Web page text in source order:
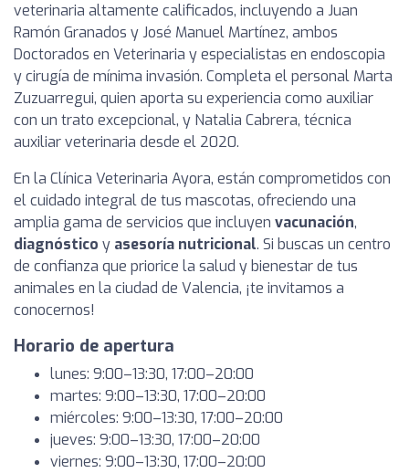
veterinaria altamente calificados, incluyendo a Juan
Ramón Granados y José Manuel Martínez, ambos
Doctorados en Veterinaria y especialistas en endoscopia
y cirugía de mínima invasión. Completa el personal Marta
Zuzuarregui, quien aporta su experiencia como auxiliar
con un trato excepcional, y Natalia Cabrera, técnica
auxiliar veterinaria desde el 2020.
En la Clínica Veterinaria Ayora, están comprometidos con
el cuidado integral de tus mascotas, ofreciendo una
amplia gama de servicios que incluyen vacunación,
diagnóstico y asesoría nutricional. Si buscas un centro
de confianza que priorice la salud y bienestar de tus
animales en la ciudad de Valencia, ¡te invitamos a
conocernos!
Horario de apertura
lunes: 9:00–13:30, 17:00–20:00
martes: 9:00–13:30, 17:00–20:00
miércoles: 9:00–13:30, 17:00–20:00
jueves: 9:00–13:30, 17:00–20:00
viernes: 9:00–13:30, 17:00–20:00